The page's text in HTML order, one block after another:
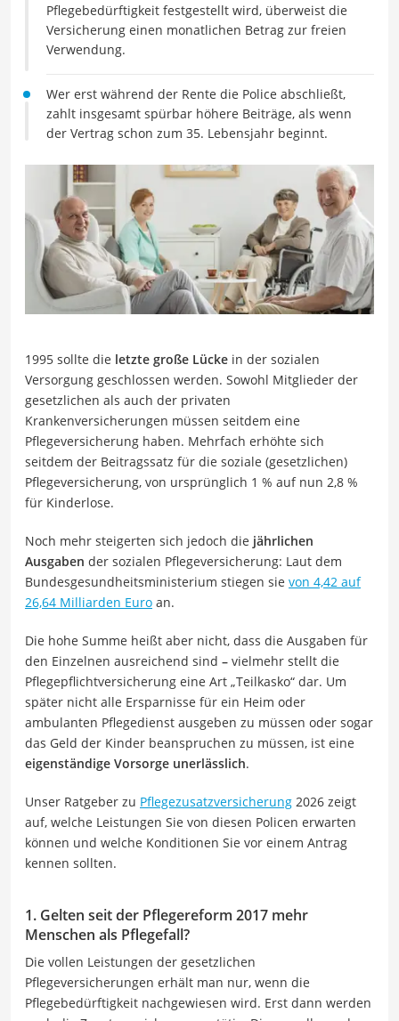
Pflegebedürftigkeit festgestellt wird, überweist die
Versicherung einen monatlichen Betrag zur freien
Verwendung.
Wer erst während der Rente die Police abschließt,
zahlt insgesamt spürbar höhere Beiträge, als wenn
der Vertrag schon zum 35. Lebensjahr beginnt.
1995 sollte die letzte große Lücke in der sozialen
Versorgung geschlossen werden. Sowohl Mitglieder der
gesetzlichen als auch der privaten
Krankenversicherungen müssen seitdem eine
Pflegeversicherung haben. Mehrfach erhöhte sich
seitdem der Beitragssatz für die soziale (gesetzlichen)
Pflegeversicherung, von ursprünglich 1 % auf nun 2,8 %
für Kinderlose.
Noch mehr steigerten sich jedoch die jährlichen
Ausgaben der sozialen Pflegeversicherung: Laut dem
Bundesgesundheitsministerium stiegen sie von 4,42 auf
26,64 Milliarden Euro an.
Die hohe Summe heißt aber nicht, dass die Ausgaben für
den Einzelnen ausreichend sind – vielmehr stellt die
Pflegepflichtversicherung eine Art „Teilkasko“ dar. Um
später nicht alle Ersparnisse für ein Heim oder
ambulanten Pflegedienst ausgeben zu müssen oder sogar
das Geld der Kinder beanspruchen zu müssen, ist eine
eigenständige Vorsorge unerlässlich.
Unser Ratgeber zu Pflegezusatzversicherung 2026 zeigt
auf, welche Leistungen Sie von diesen Policen erwarten
können und welche Konditionen Sie vor einem Antrag
kennen sollten.
1. Gelten seit der Pflegereform 2017 mehr
Menschen als Pflegefall?
Die vollen Leistungen der gesetzlichen
Pflegeversicherungen erhält man nur, wenn die
Pflegebedürftigkeit nachgewiesen wird. Erst dann werden